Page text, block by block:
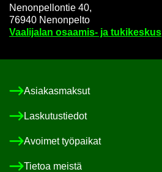
Ne­non­pel­lon­tie 40,
76940 Ne­non­pel­to
Vaa­li­ja­lan osaamis-​ ja tu­ki­kes­kus
Asia­kas­mak­sut
Las­ku­tus­tie­dot
Avoi­met työ­pai­kat
Tie­toa meis­tä